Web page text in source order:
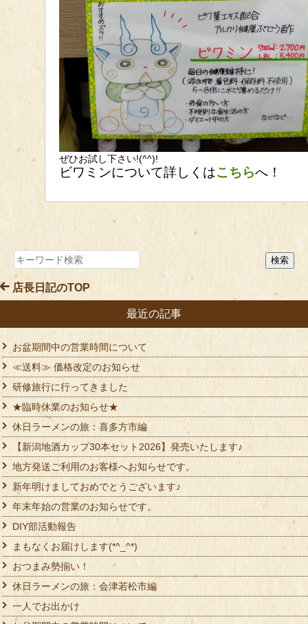
ぜひお試し下さい!(^^)!
ビワミンについて詳しくはこちらへ！
店長日記のTOP
最近の記事
お盆期間中の営業時間について
≪送料≫ 価格改定のお知らせ
研修旅行に行ってきました
★臨時休業のお知らせ★
休日ラーメンの旅：喜多方市編
【新潟地酒カップ30本セット2026】発売いたします♪
地方発送ご利用のお客様へお知らせです。
新年明けましておめでとうございます♪
年末年始の営業のお知らせです。
DIY部活動報告
まもなくお届けします(*^_^*)
おつまみ勢揃い！
休日ラーメンの旅：会津若松市編
一人でお出かけ